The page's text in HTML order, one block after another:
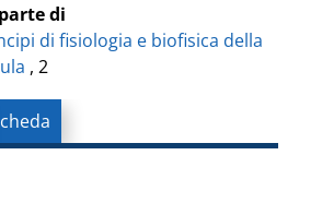
di
di fisiologia e biofisica della
, 2